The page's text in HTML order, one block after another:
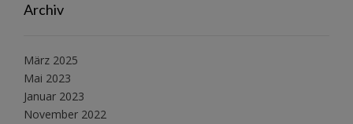
Archiv
März 2025
Mai 2023
Januar 2023
November 2022